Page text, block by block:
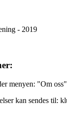
- 2019
menyen: "Om oss"
kan sendes til: